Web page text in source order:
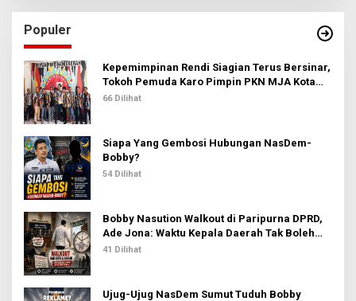
i
u
n
t
u
k
:
Populer
Kepemimpinan Rendi Siagian Terus Bersinar,
Tokoh Pemuda Karo Pimpin PKN MJA Kota
Medan
66 Dilihat
Siapa Yang Gembosi Hubungan NasDem-
Bobby?
54 Dilihat
Bobby Nasution Walkout di Paripurna DPRD,
Ade Jona: Waktu Kepala Daerah Tak Boleh
Terbuang Sia-sia
41 Dilihat
Ujug-Ujug NasDem Sumut Tuduh Bobby